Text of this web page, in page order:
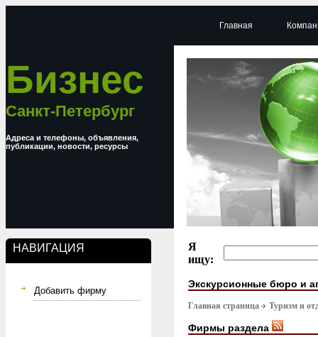
Бизнес
Санкт-Петербург
Адреса и телефоны, объявления,
публикации, новости, ресурсы
НАВИГАЦИЯ
Добавить фирму
Главная
Я
ищу:
Экскурсионные бюро и
Главная страница Туризм и
Фирмы раздела